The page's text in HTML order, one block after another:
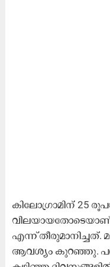
കിലോഗ്രാമിന് 25
വിലയായതോടെയാണ്
എന്ന് തീരുമാനിച്ചത്.
ആവശ്യം കുറഞ്ഞു.